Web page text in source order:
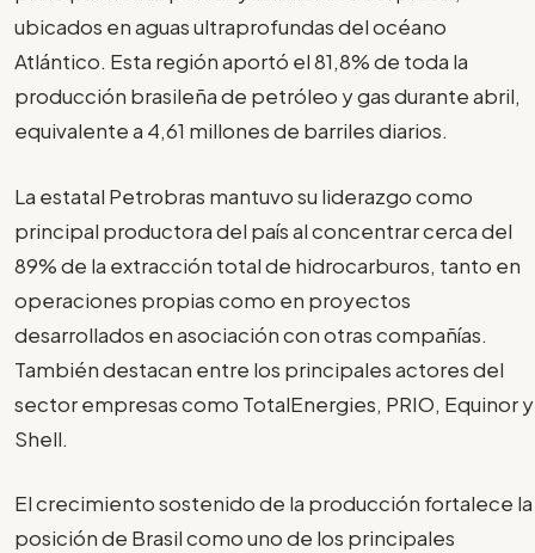
ubicados en aguas ultraprofundas del océano
Atlántico. Esta región aportó el 81,8% de toda la
producción brasileña de petróleo y gas durante abril,
equivalente a 4,61 millones de barriles diarios.
La estatal Petrobras mantuvo su liderazgo como
principal productora del país al concentrar cerca del
89% de la extracción total de hidrocarburos, tanto en
operaciones propias como en proyectos
desarrollados en asociación con otras compañías.
También destacan entre los principales actores del
sector empresas como TotalEnergies, PRIO, Equinor y
Shell.
El crecimiento sostenido de la producción fortalece la
posición de Brasil como uno de los principales